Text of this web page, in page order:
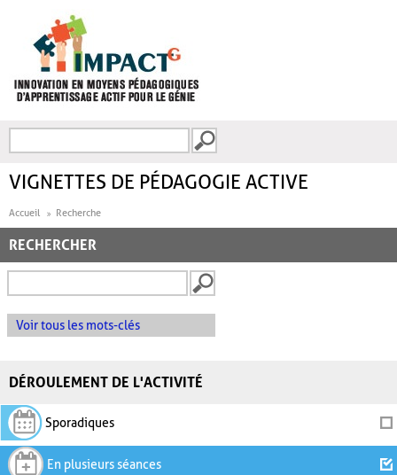
FORMULAIRE DE
VIGNETTES DE PÉDAGOGIE ACTIVE
Accueil Recherche
RECHERCHER
Voir tous les mots-clés
DÉROULEMENT DE L'ACTIVITÉ
Sporadiques
En plusieurs séances